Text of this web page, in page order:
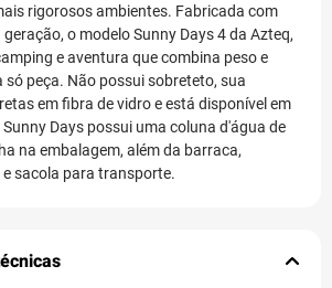
rigorosos ambientes. Fabricada com
o modelo Sunny Days 4 da Azteq,
e aventura que combina peso e
só peça. Não possui sobreteto, sua
em fibra de vidro e está disponível em
Days possui uma coluna d'água de
na embalagem, além da barraca,
sacola para transporte.